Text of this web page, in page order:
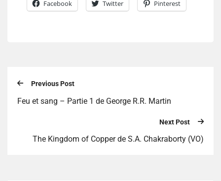
Facebook Twitter Pinterest
Previous Post
Feu et sang – Partie 1 de George R.R. Martin
Next Post
The Kingdom of Copper de S.A. Chakraborty (VO)